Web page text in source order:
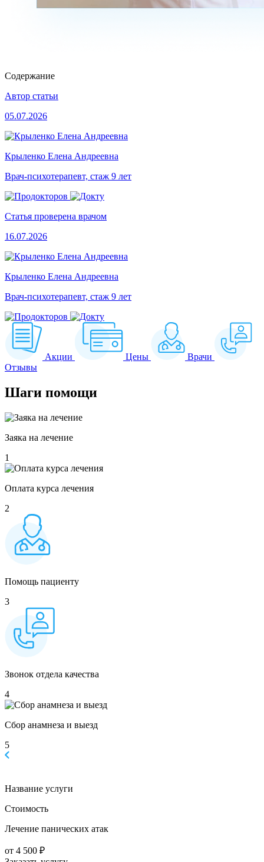
Содержание
Автор статьи
05.07.2026
Крыленко Елена Андреевна
Врач-психотерапевт, стаж 9 лет
Статья проверена врачом
16.07.2026
Крыленко Елена Андреевна
Врач-психотерапевт, стаж 9 лет
Акции Цены
Врачи
Отзывы
Шаги помощи
Заяка на лечение
1
Оплата курса лечения
2
Помощь пациенту
3
Звонок отдела качества
4
Сбор анамнеза и выезд
5
Название услуги
Стоимость
Лечение панических атак
от 4 500 ₽